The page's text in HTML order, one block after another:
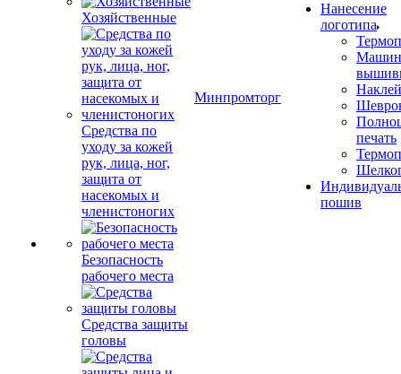
Хозяйственные
Средства по
уходу за кожей
рук, лица, ног,
защита от
насекомых и
членистоногих
Безопасность
рабочего места
Средства защиты
головы
Минпромторг
Нанесение
логотипа
печать
пошив